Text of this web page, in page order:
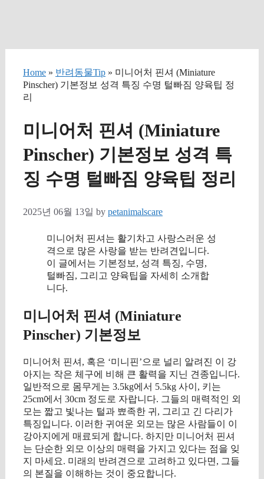
Home » 반려동물Tip » 미니어처 핀셔 (Miniature
Pinscher) 기본정보 성격 특징 수명 털빠짐 양육팁 정
리
미니어처 핀셔 (Miniature
Pinscher) 기본정보 성격 특
징 수명 털빠짐 양육팁 정리
2025년 06월 13일 by petanimalscare
미니어처 핀셔는 활기차고 사랑스러운 성
격으로 많은 사랑을 받는 반려견입니다.
이 글에서는 기본정보, 성격 특징, 수명,
털빠짐, 그리고 양육팁을 자세히 소개합
니다.
미니어처 핀셔 (Miniature
Pinscher) 기본정보
미니어처 핀셔, 혹은 ‘미니핀’으로 널리 알려진 이 강
아지는 작은 체구에 비해 큰 활력을 지닌 견종입니다.
일반적으로 몸무게는 3.5kg에서 5.5kg 사이, 키는
25cm에서 30cm 정도로 자랍니다. 그들의 매력적인 외
모는 짧고 빛나는 털과 뾰족한 귀, 그리고 긴 다리가
특징입니다. 이러한 귀여운 외모는 많은 사람들이 이
강아지에게 매료되게 합니다. 하지만 미니어처 핀셔
는 단순한 외모 이상의 매력을 가지고 있다는 점을 잊
지 마세요. 미래의 반려견으로 고려하고 있다면, 그들
의 본질을 이해하는 것이 중요합니다.